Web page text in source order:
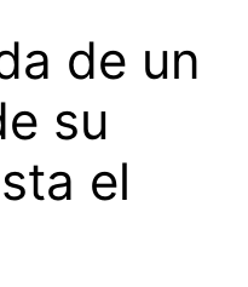
de un
su
el